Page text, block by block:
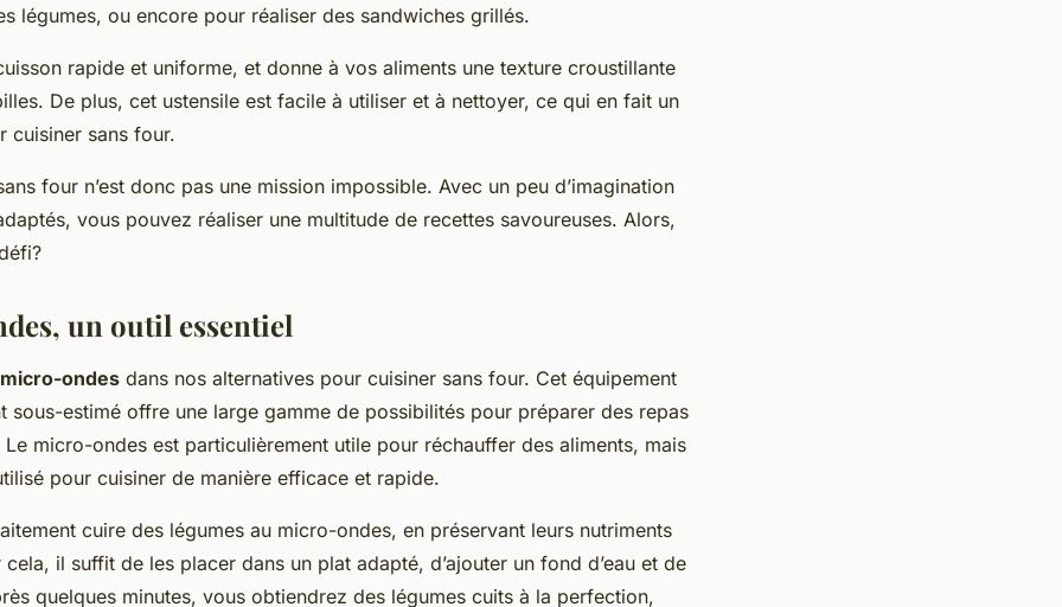
légumes, ou encore pour réaliser des sandwiches grillés.
rapide et uniforme, et donne à vos aliments une texture croustillante
De plus, cet ustensile est facile à utiliser et à nettoyer, ce qui en fait un
cuisiner sans four.
four n’est donc pas une mission impossible. Avec un peu d’imagination
vous pouvez réaliser une multitude de recettes savoureuses. Alors,
un outil essentiel
micro-ondes dans nos alternatives pour cuisiner sans four. Cet équipement
sous-estimé offre une large gamme de possibilités pour préparer des repas
micro-ondes est particulièrement utile pour réchauffer des aliments, mais
pour cuisiner de manière efficace et rapide.
cuire des légumes au micro-ondes, en préservant leurs nutriments
il suffit de les placer dans un plat adapté, d’ajouter un fond d’eau et de
quelques minutes, vous obtiendrez des légumes cuits à la perfection,